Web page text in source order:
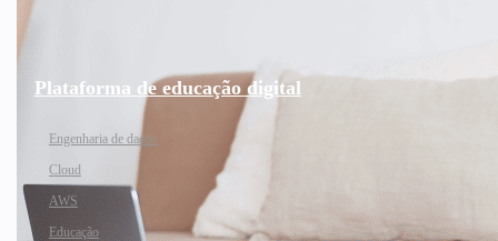
Plataforma de educação digital
Engenharia de dados
Cloud
AWS
Educação